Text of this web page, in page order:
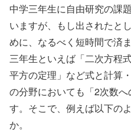
中学三年生に自由研究の課
いますが、もし出されたと
めに、なるべく短時間で済
三年生といえば「二次方程
平方の定理」など式と計算
の分野においても「2次数
す。そこで、例えば以下の
か。